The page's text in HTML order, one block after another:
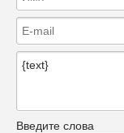
Введите слова